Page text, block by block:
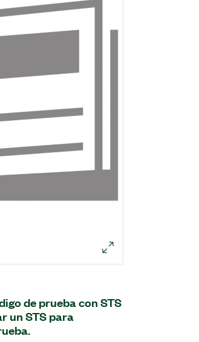
de prueba con STS
un STS para